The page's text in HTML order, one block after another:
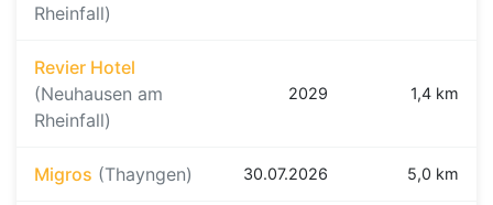
Rheinfall)
Revier Hotel
(Neuhausen am
Rheinfall)
2029 1,4 km
Migros (Thayngen) 30.07.2026 5,0 km